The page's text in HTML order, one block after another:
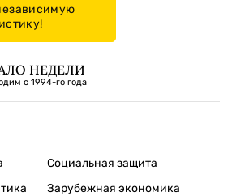
НЕДЕЛИ
с 1994-го года
Социальная защита
Зарубежная экономика